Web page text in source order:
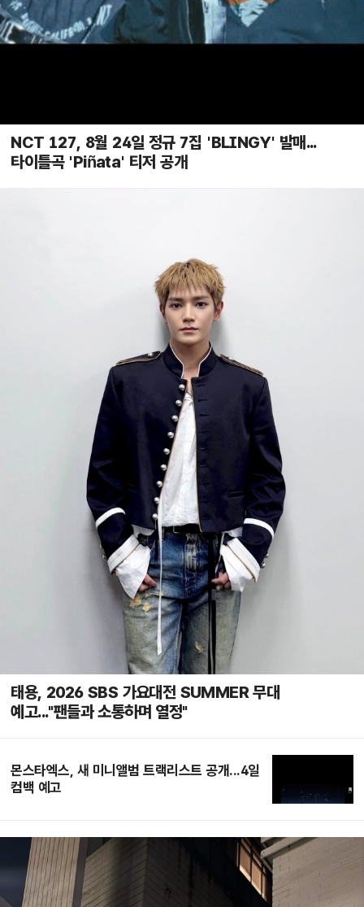
NCT 127, 8월 24일 정규 7집 'BLINGY' 발매...
타이틀곡 'Piñata' 티저 공개
태용, 2026 SBS 가요대전 SUMMER 무대
예고..."팬들과 소통하며 열정"
몬스타엑스, 새 미니앨범 트랙리스트 공개...4일
컴백 예고